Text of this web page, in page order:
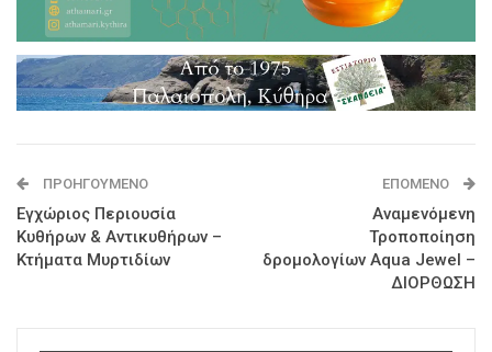
ΠΡΟΗΓΟΎΜΕΝΟ
Εγχώριος Περιουσία
Κυθήρων & Αντικυθήρων –
Κτήματα Μυρτιδίων
ΕΠΌΜΕΝΟ
Αναμενόμενη
Τροποποίηση
δρομολογίων Aqua Jewel –
ΔΙΟΡΘΩΣΗ